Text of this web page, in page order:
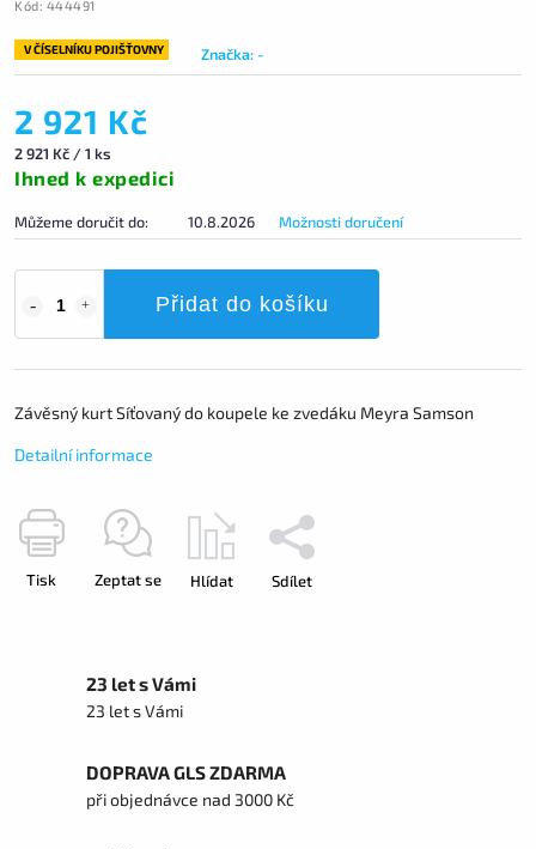
Kód: 444491
V ČÍSELNÍKU POJIŠŤOVNY Značka:-
2 921 Kč
2 921 Kč / 1 ks
Ihned k expedici
Můžeme doručit do: 10.8.2026 Možnosti doručení
Přidat do košíku
Závěsný kurt Síťovaný do koupele ke zvedáku Meyra Samson
Detailní informace
Tisk Zeptat se Hlídat Sdílet
23 let s Vámi
23 let s Vámi
DOPRAVA GLS ZDARMA
při objednávce nad 3000 Kč